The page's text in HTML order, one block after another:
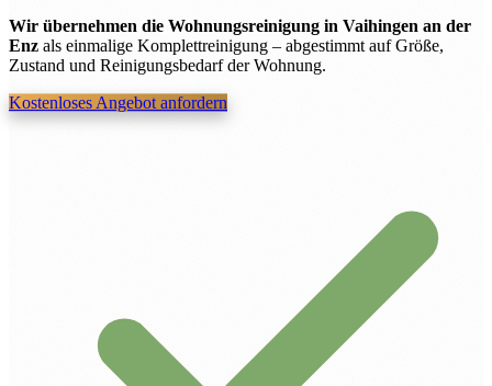
Wir übernehmen die Wohnungsreinigung in Vaihingen an der
Enz als einmalige Komplettreinigung – abgestimmt auf Größe,
Zustand und Reinigungsbedarf der Wohnung.
Kostenloses Angebot anfordern